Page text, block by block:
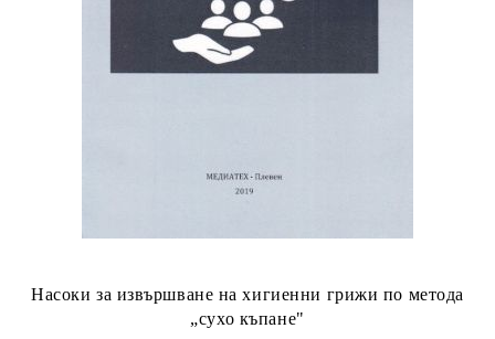
Насоки за извършване на хигиенни грижи по метода
„сухо къпане"